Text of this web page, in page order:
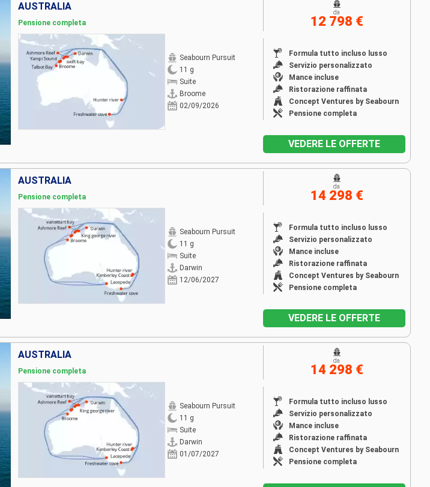
AUSTRALIA
Pensione completa
Seabourn Pursuit
11 g
Suite
Broome
02/09/2026
Formula tutto incluso lusso
Servizio personalizzato
Mance incluse
Ristorazione raffinata
Concept Ventures by Seabourn
Pensione completa
da
12 798 €
VEDERE LE OFFERTE
AUSTRALIA
Pensione completa
Seabourn Pursuit
11 g
Suite
Darwin
12/06/2027
Formula tutto incluso lusso
Servizio personalizzato
Mance incluse
Ristorazione raffinata
Concept Ventures by Seabourn
Pensione completa
da
14 298 €
VEDERE LE OFFERTE
AUSTRALIA
Pensione completa
Seabourn Pursuit
11 g
Suite
Darwin
01/07/2027
Formula tutto incluso lusso
Servizio personalizzato
Mance incluse
Ristorazione raffinata
Concept Ventures by Seabourn
Pensione completa
da
14 298 €